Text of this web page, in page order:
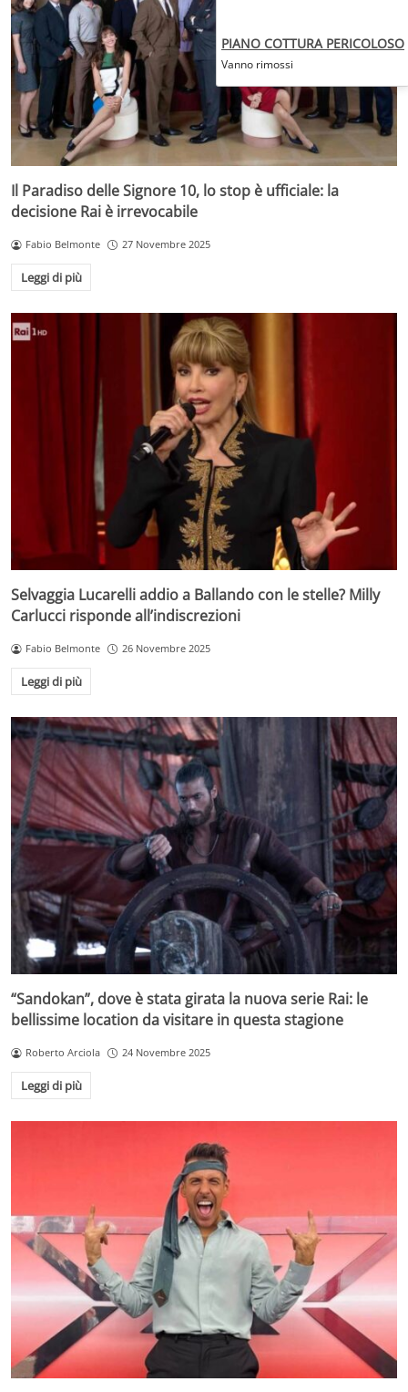
Il Paradiso delle Signore 10, lo stop è ufficiale: la
decisione Rai è irrevocabile
Fabio Belmonte 27 Novembre 2025
Leggi di più
Selvaggia Lucarelli addio a Ballando con le stelle? Milly
Carlucci risponde all’indiscrezioni
Fabio Belmonte 26 Novembre 2025
Leggi di più
“Sandokan”, dove è stata girata la nuova serie Rai: le
bellissime location da visitare in questa stagione
Roberto Arciola 24 Novembre 2025
Leggi di più
PIANO COTTURA PERICOLOSO
Vanno rimossi